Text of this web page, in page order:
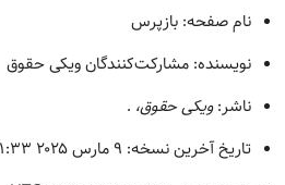
نام صفحه: بازپرس
نویسنده: مشارکت‌کنندگان ویکی حقوق
ناشر:ویکی حقوق، .
تاریخ آخرین نسخه: ۹ مارس ۲۰۲۵ ‏۲۱:۳۳ UTC